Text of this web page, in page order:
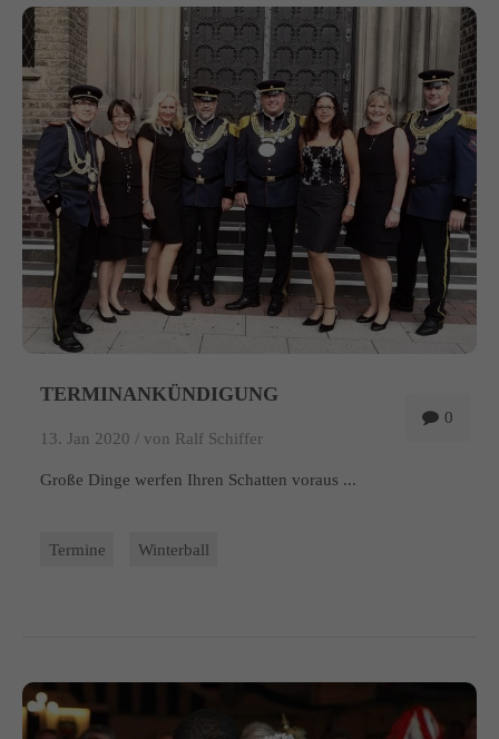
info@yourdomain.com
About us
Lorem ipsum dolor sit amet, consectetuer adipiscing elit.
Aenean commodo ligula eget dolor. Aenean massa. Cum sociis
natoque penatibus et magnis dis parturient montes, nascetur
ridiculus mus. Donec quam felis, ultricies nec.
0
TERMINANKÜNDIGUNG
13. Jan 2020 / von Ralf Schiffer
Große Dinge werfen Ihren Schatten voraus ...
Termine Winterball